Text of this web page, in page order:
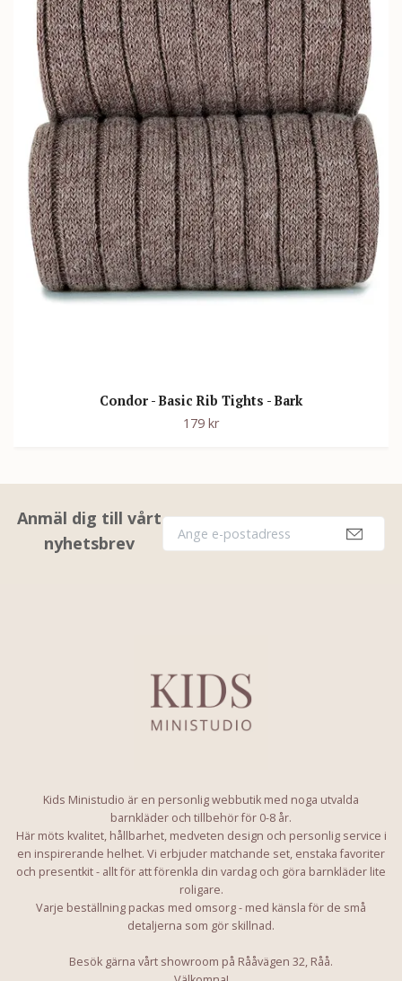
Condor - Basic Rib Tights - Bark
179 kr
Anmäl dig till vårt
nyhetsbrev
Kids Ministudio är en personlig webbutik med noga utvalda
barnkläder och tillbehör för 0-8 år.
Här möts kvalitet, hållbarhet, medveten design och personlig service i
en inspirerande helhet. Vi erbjuder matchande set, enstaka favoriter
och presentkit - allt för att förenkla din vardag och göra barnkläder lite
roligare.
Varje beställning packas med omsorg - med känsla för de små
detaljerna som gör skillnad.
Besök gärna vårt showroom på Rååvägen 32, Råå.